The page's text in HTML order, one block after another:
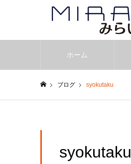
ホーム
ブログ syokutaku
syokutaku